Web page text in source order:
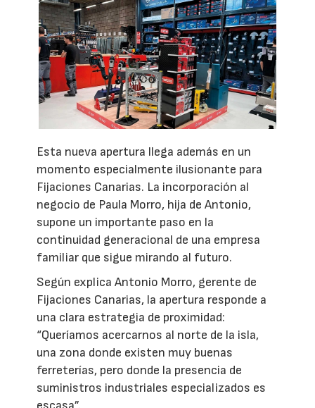
Esta nueva apertura llega además en un
momento especialmente ilusionante para
Fijaciones Canarias. La incorporación al
negocio de Paula Morro, hija de Antonio,
supone un importante paso en la
continuidad generacional de una empresa
familiar que sigue mirando al futuro.
Según explica Antonio Morro, gerente de
Fijaciones Canarias, la apertura responde a
una clara estrategia de proximidad:
“Queríamos acercarnos al norte de la isla,
una zona donde existen muy buenas
ferreterías, pero donde la presencia de
suministros industriales especializados es